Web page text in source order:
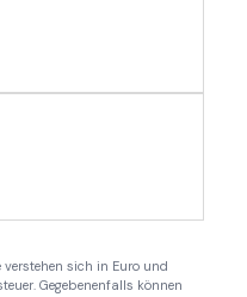
verstehen sich in Euro und
Gegebenenfalls können